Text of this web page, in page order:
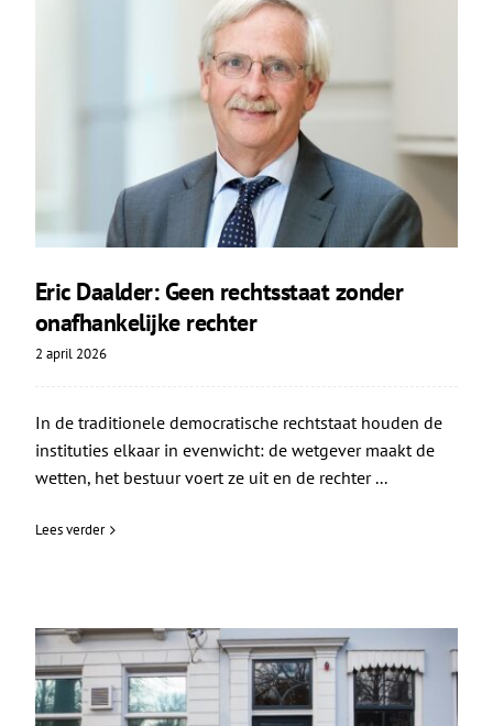
Eric Daalder: Geen rechtsstaat zonder
onafhankelijke rechter
2 april 2026
In de traditionele democratische rechtstaat houden de
instituties elkaar in evenwicht: de wetgever maakt de
wetten, het bestuur voert ze uit en de rechter ...
Lees verder